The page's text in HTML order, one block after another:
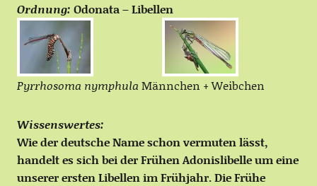
Ordnung: Odonata – Libellen
Pyrrhosoma nymphula Männchen + Weibchen
Wissenswertes:
Wie der deutsche Name schon vermuten lässt,
handelt es sich bei der Frühen Adonislibelle um eine
unserer ersten Libellen im Frühjahr. Die Frühe